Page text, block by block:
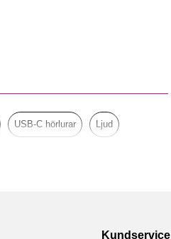
USB-C hörlurar Ljud
Kundservice